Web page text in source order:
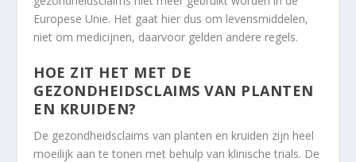
Europese Unie. Het gaat hier dus om levensmiddelen,
niet om medicijnen, daarvoor gelden andere regels.
HOE ZIT HET MET DE
GEZONDHEIDSCLAIMS VAN PLANTEN
EN KRUIDEN?
De gezondheidsclaims van planten en kruiden zijn heel
moeilijk aan te tonen met behulp van klinische trials. De